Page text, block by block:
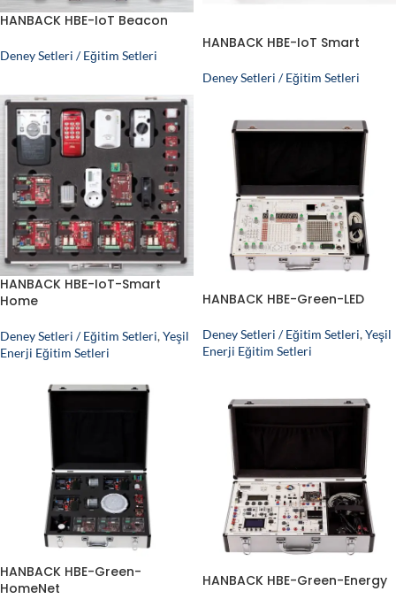
HANBACK HBE-IoT Beacon
Deney Setleri / Eğitim Setleri
HANBACK HBE-IoT Smart
Deney Setleri / Eğitim Setleri
HANBACK HBE-IoT-Smart
Home
Deney Setleri / Eğitim Setleri,Yeşil
Enerji Eğitim Setleri
HANBACK HBE-Green-LED
Deney Setleri / Eğitim Setleri,Yeşil
Enerji Eğitim Setleri
HANBACK HBE-Green-
HomeNet
HANBACK HBE-Green-Energy